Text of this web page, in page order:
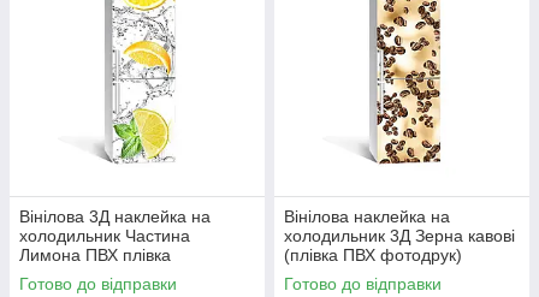
Вінілова 3Д наклейка на
холодильник Частина
Лимона ПВХ плівка
самоклеюча лід вода цитрус
Готово до відправки
Вінілова наклейка на
холодильник 3Д Зерна кавові
(плівка ПВХ фотодрук)
600х1800 мм кави їжа
Готово до відправки